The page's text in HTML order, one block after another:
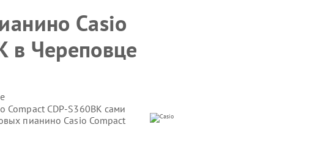
Casio
в Череповце
CDP-S360BK сами
пианино Casio Compact